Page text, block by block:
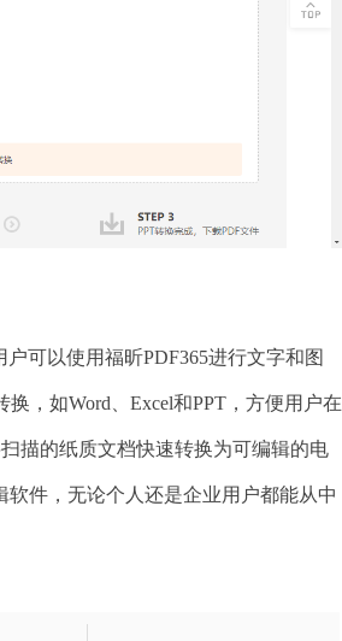
可以使用福昕PDF365进行文字和图
，如Word、Excel和PPT，方便用户在
描的纸质文档快速转换为可编辑的电
软件，无论个人还是企业用户都能从中